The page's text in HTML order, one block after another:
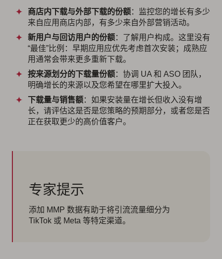
商店内下载与外部下载的份额：监控您的增长有多少
来自应用商店内部，有多少来自外部营销活动。
新用户与回访用户的份额：了解用户构成。这里没有
“最佳”比例：早期应用应优先考虑首次安装；成熟应
用通常会带来更多重新下载。
按来源划分的下载量份额：协调 UA 和 ASO 团队，
明确增长的来源以及您希望在哪里扩大投入。
下载量与销售额：如果安装量在增长但收入没有增
长，请评估这是否是您策略的预期部分，或者您是否
正在获取更少的高价值客户。
专家提示
添加 MMP 数据有助于将引流流量细分为
TikTok 或 Meta 等特定渠道。